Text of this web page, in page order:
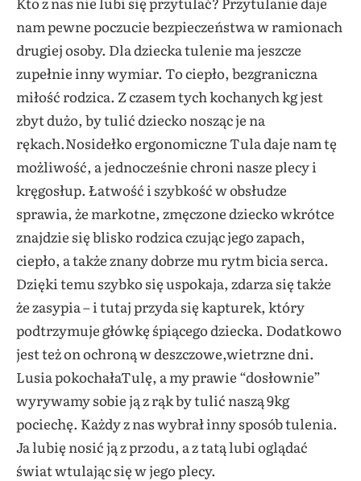
nam pewne poczucie bezpieczeństwa w ramionach
drugiej osoby. Dla dziecka tulenie ma jeszcze
zupełnie inny wymiar. To ciepło, bezgraniczna
miłość rodzica. Z czasem tych kochanych kg jest
zbyt dużo, by tulić dziecko nosząc je na
rękach.Nosidełko ergonomiczne Tula daje nam tę
możliwość, a jednocześnie chroni nasze plecy i
kręgosłup. Łatwość i szybkość w obsłudze
sprawia, że markotne, zmęczone dziecko wkrótce
znajdzie się blisko rodzica czując jego zapach,
ciepło, a także znany dobrze mu rytm bicia serca.
Dzięki temu szybko się uspokaja, zdarza się także
że zasypia – i tutaj przyda się kapturek, który
podtrzymuje główkę śpiącego dziecka. Dodatkowo
jest też on ochroną w deszczowe,wietrzne dni.
Lusia pokochałaTulę, a my prawie “dosłownie”
wyrywamy sobie ją z rąk by tulić naszą 9kg
pociechę. Każdy z nas wybrał inny sposób tulenia.
Ja lubię nosić ją z przodu, a z tatą lubi oglądać
świat wtulając się w jego plecy.